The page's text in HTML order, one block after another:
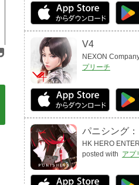
V4
NEXON
プリーチ
パニシング
HK HERO
posted with アプ